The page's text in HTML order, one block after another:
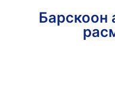
Барскоон